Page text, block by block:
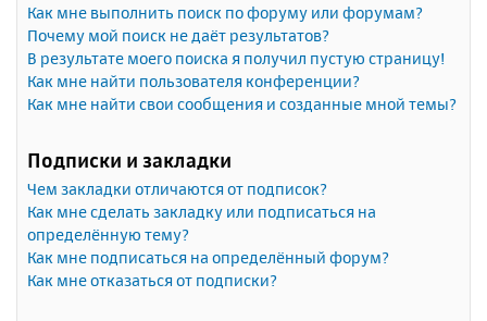
Как мне выполнить поиск по форуму или форумам?
Почему мой поиск не даёт результатов?
В результате моего поиска я получил пустую страницу!
Как мне найти пользователя конференции?
Как мне найти свои сообщения и созданные мной темы?
Подписки и закладки
Чем закладки отличаются от подписок?
Как мне сделать закладку или подписаться на
определённую тему?
Как мне подписаться на определённый форум?
Как мне отказаться от подписки?